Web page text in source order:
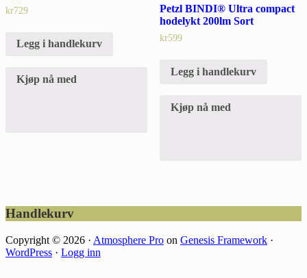
kr729
Legg i handlekurv
Kjøp nå med
Petzl BINDI® Ultra compact
hodelykt 200lm Sort
kr599
Legg i handlekurv
Kjøp nå med
Footer
Handlekurv
Copyright © 2026 · Atmosphere Pro on Genesis Framework ·
WordPress · Logg inn